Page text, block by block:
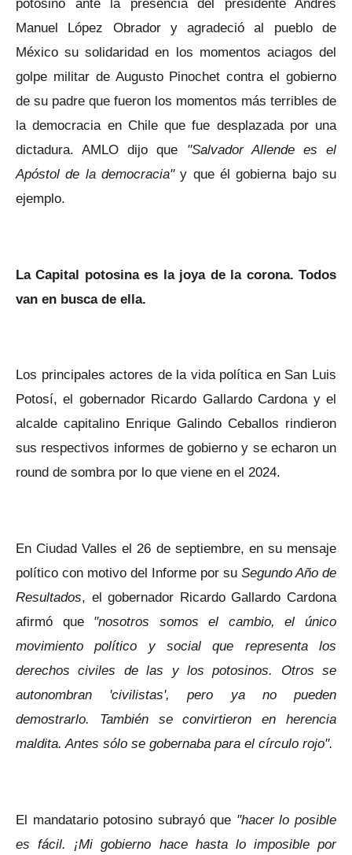
Manuel López Obrador y agradeció al pueblo de
México su solidaridad en los momentos aciagos del
golpe militar de Augusto Pinochet contra el gobierno
de su padre que fueron los momentos más terribles de
la democracia en Chile que fue desplazada por una
dictadura. AMLO dijo que "Salvador Allende es el
Apóstol de la democracia"y que él gobierna bajo su
ejemplo.
La Capital potosina es la joya de la corona. Todos
van en busca de ella.
Los principales actores de la vida política en San Luis
Potosí, el gobernador Ricardo Gallardo Cardona y el
alcalde capitalino Enrique Galindo Ceballos rindieron
sus respectivos informes de gobierno y se echaron un
round de sombra por lo que viene en el 2024.
En Ciudad Valles el 26 de septiembre, en su mensaje
político con motivo del Informe por su Segundo Año de
Resultados, el gobernador Ricardo Gallardo Cardona
afirmó que "nosotros somos el cambio, el único
movimiento político y social que representa los
derechos civiles de las y los potosinos. Otros se
autonombran 'civilistas', pero ya no pueden
demostrarlo. También se convirtieron en herencia
maldita. Antes sólo se gobernaba para el círculo rojo".
El mandatario potosino subrayó que "hacer lo posible
es fácil. ¡Mi gobierno hace hasta lo imposible por